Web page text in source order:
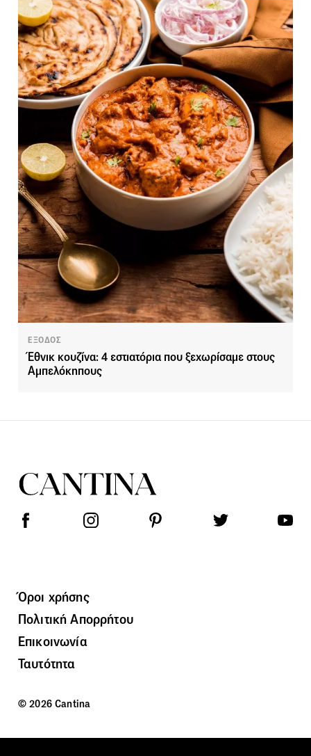
ΕΞΟΔΟΣ
Έθνικ κουζίνα: 4 εστιατόρια που ξεχωρίσαμε στους
Αμπελόκηπους
Όροι χρήσης
Πολιτική Απορρήτου
Επικοινωνία
Ταυτότητα
© 2026 Cantina